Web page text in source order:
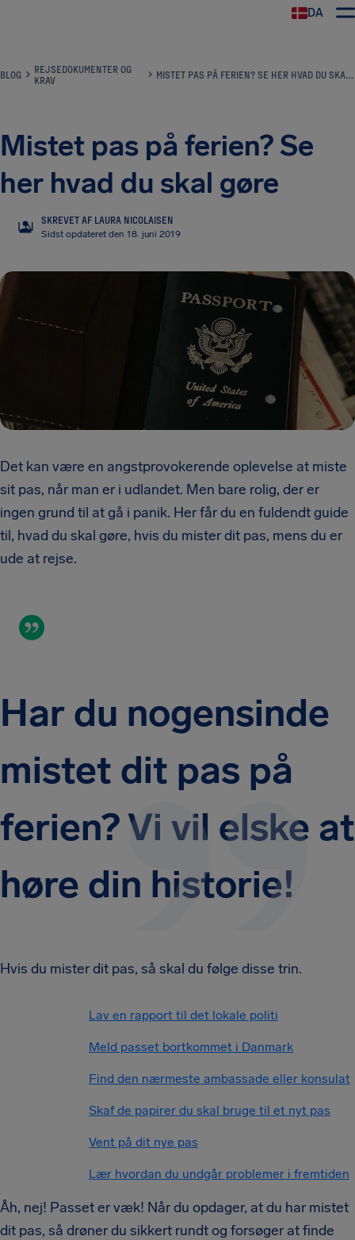
DA
BLOG
REJSEDOKUMENTER OG
KRAV
MISTET PAS PÅ FERIEN? SE HER HVAD DU SKAL GØRE
Mistet pas på ferien? Se
her hvad du skal gøre
LN
SKREVET AF LAURA NICOLAISEN
Sidst opdateret den 18. juni 2019
Det kan være en angstprovokerende oplevelse at miste
sit pas, når man er i udlandet. Men bare rolig, der er
ingen grund til at gå i panik. Her får du en fuldendt guide
til, hvad du skal gøre, hvis du mister dit pas, mens du er
ude at rejse.
Har du nogensinde
mistet dit pas på
ferien? Vi vil elske at
høre din historie!
Hvis du mister dit pas, så skal du følge disse trin.
Lav en rapport til det lokale politi
Meld passet bortkommet i Danmark
Find den nærmeste ambassade eller konsulat
Skaf de papirer du skal bruge til et nyt pas
Vent på dit nye pas
Lær hvordan du undgår problemer i fremtiden
Åh, nej! Passet er væk! Når du opdager, at du har mistet
dit pas, så drøner du sikkert rundt og forsøger at finde